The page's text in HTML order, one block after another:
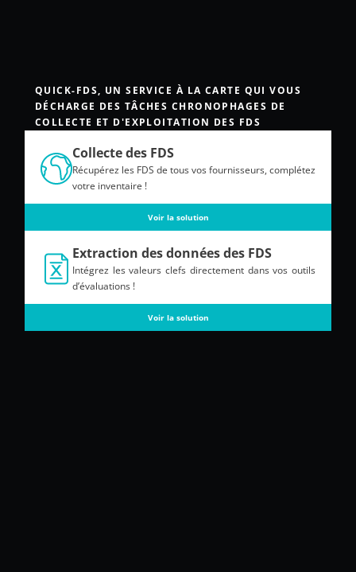
QUICK-FDS, UN SERVICE À LA CARTE QUI VOUS
DÉCHARGE DES TÂCHES CHRONOPHAGES DE
COLLECTE ET D'EXPLOITATION DES FDS
Collecte des FDS
Récupérez les FDS de tous vos fournisseurs, complétez
votre inventaire !
Voir la solution
Extraction des données des FDS
Intégrez les valeurs clefs directement dans vos outils
d’évaluations !
Voir la solution